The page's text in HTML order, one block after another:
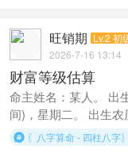
旺销期 Lv.2 初
2026-7-16 13:14
财富等级估算
命主姓名：某人。 出
间)，星期二。 出生
 〖八字算命 - 四柱八字〗